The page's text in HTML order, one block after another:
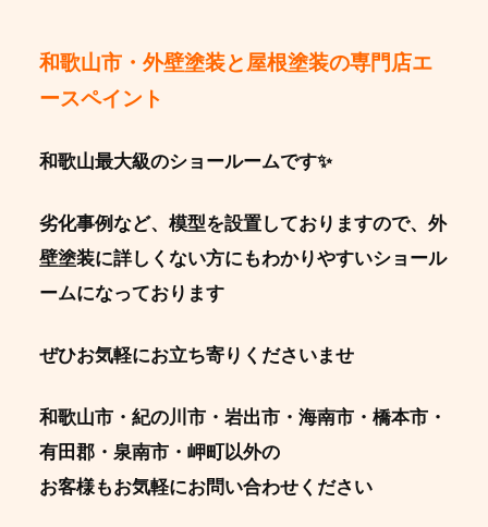
和歌山市・外壁塗装と屋根塗装の専門店エ
ースペイント
和歌山最大級のショールームです✨
劣化事例など、模型を設置しておりますので、外
壁塗装に詳しくない方にもわかりやすいショール
ームになっております
ぜひお気軽にお立ち寄りくださいませ
和歌山市・紀の川市・岩出市・海南市・橋本市・
有田郡・泉南市・岬町以外の
お客様もお気軽にお問い合わせください